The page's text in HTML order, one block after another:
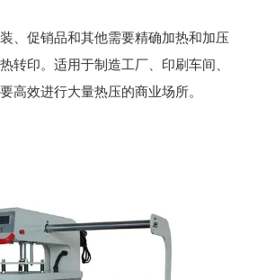
、促销品和其他需要精确加热和加压
转印。适用于制造工厂、印刷车间、
高效进行大量热压的商业场所。